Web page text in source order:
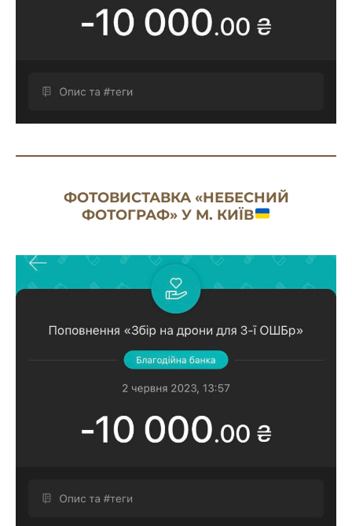
ФОТОВИСТАВКА «НЕБЕСНИЙ
ФОТОГРАФ» У М. КИЇВ